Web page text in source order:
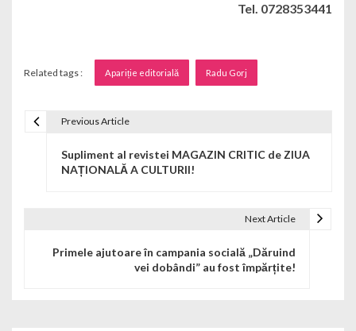
Tel. 0728353441
Related tags : Apariție editorială Radu Gorj
Previous Article
Supliment al revistei MAGAZIN CRITIC de ZIUA
NAȚIONALĂ A CULTURII!
Next Article
Primele ajutoare în campania socială „Dăruind
vei dobândi” au fost împărțite!